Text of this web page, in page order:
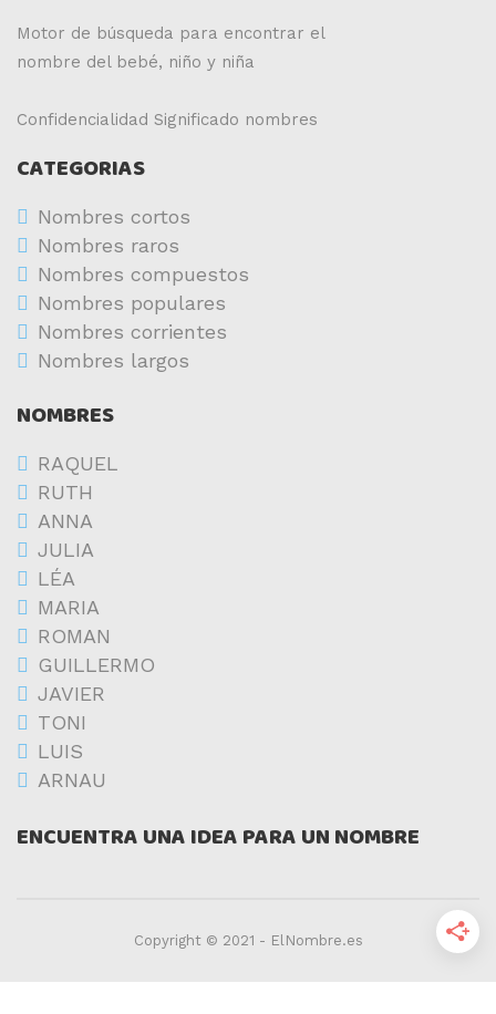
Motor de búsqueda para encontrar el
nombre del bebé, niño y niña
Confidencialidad Significado nombres
CATEGORIAS
Nombres cortos
Nombres raros
Nombres compuestos
Nombres populares
Nombres corrientes
Nombres largos
NOMBRES
RAQUEL
RUTH
ANNA
JULIA
LÉA
MARIA
ROMAN
GUILLERMO
JAVIER
TONI
LUIS
ARNAU
ENCUENTRA UNA IDEA PARA UN NOMBRE
Copyright © 2021 - ElNombre.es